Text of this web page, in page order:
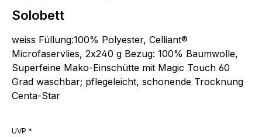
Solobett
weiss Füllung:100% Polyester, Celliant®
Microfaservlies, 2x240 g Bezug: 100% Baumwolle,
Superfeine Mako-Einschütte mit Magic Touch 60
Grad waschbar; pflegeleicht, schonende Trocknung
Centa-Star
UVP *